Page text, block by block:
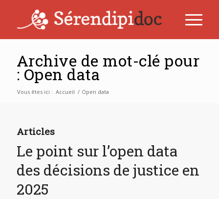
Archive de mot-clé pour
: Open data
Vous êtes ici : Accueil / Open data
Articles
Le point sur l’open data
des décisions de justice en
2025